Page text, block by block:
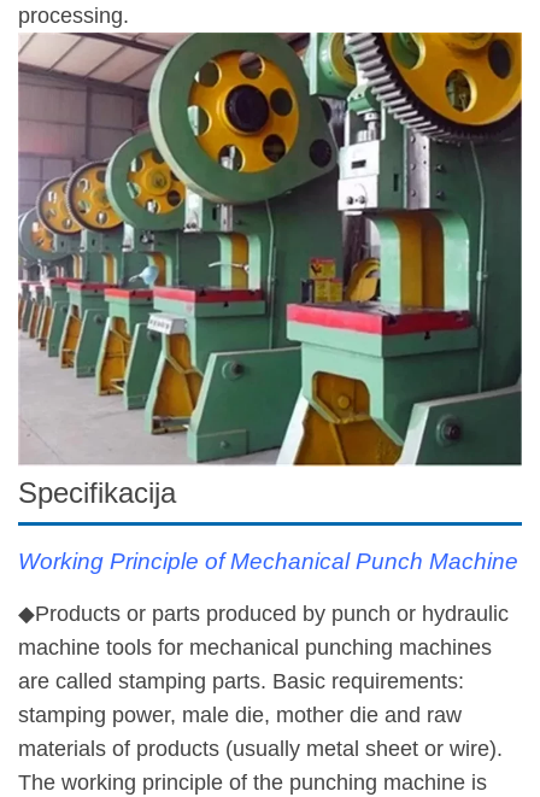
processing.
Specifikacija
Working Principle of Mechanical Punch Machine
◆Products or parts produced by punch or hydraulic
machine tools for mechanical punching machines
are called stamping parts. Basic requirements:
stamping power, male die, mother die and raw
materials of products (usually metal sheet or wire).
The working principle of the punching machine is